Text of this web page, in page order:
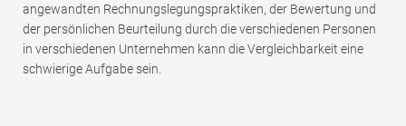
angewandten Rechnungslegungspraktiken, der Bewertung und
der persönlichen Beurteilung durch die verschiedenen Personen
in verschiedenen Unternehmen kann die Vergleichbarkeit eine
schwierige Aufgabe sein.